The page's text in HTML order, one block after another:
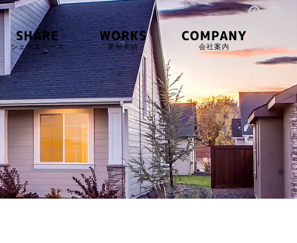
SHARE
シェアスペース
WORKS
業務実績
COMPANY
会社案内